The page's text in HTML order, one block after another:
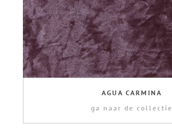
AGUA CARMINA
ga naar de collectie